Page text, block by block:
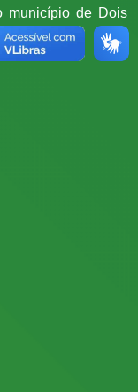
município de Dois